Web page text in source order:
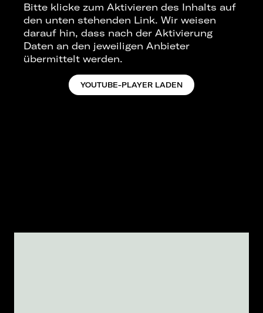
Bitte klicke zum Aktivieren des Inhalts auf
den unten stehenden Link. Wir weisen
darauf hin, dass nach der Aktivierung
Daten an den jeweiligen Anbieter
übermittelt werden.
YOUTUBE-PLAYER LADEN